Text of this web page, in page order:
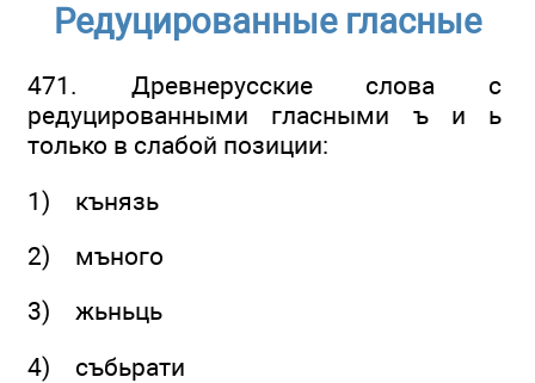
Редуцированные гласные
471. Древнерусские слова с
редуцированными гласными ъ и ь
только в слабой позиции:
1) кънязь
2) мъного
3) жьньць
4) събьрати